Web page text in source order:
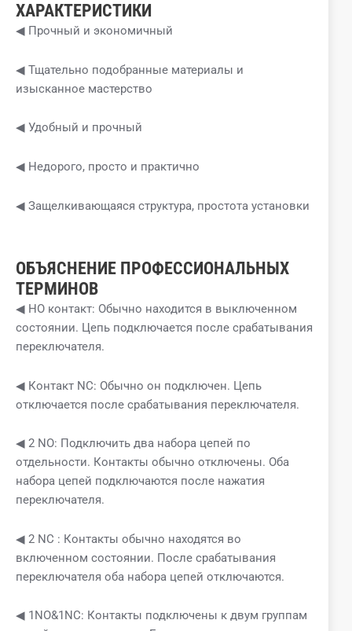
ХАРАКТЕРИСТИКИ
◀ Прочный и экономичный
◀ Тщательно подобранные материалы и
изысканное мастерство
◀ Удобный и прочный
◀ Недорого, просто и практично
◀ Защелкивающаяся структура, простота установки
ОБЪЯСНЕНИЕ ПРОФЕССИОНАЛЬНЫХ
ТЕРМИНОВ
◀ НО контакт: Обычно находится в выключенном
состоянии. Цепь подключается после срабатывания
переключателя.
◀ Контакт NC: Обычно он подключен. Цепь
отключается после срабатывания переключателя.
◀ 2 NO: Подключить два набора цепей по
отдельности. Контакты обычно отключены. Оба
набора цепей подключаются после нажатия
переключателя.
◀ 2 NC : Контакты обычно находятся во
включенном состоянии. После срабатывания
переключателя оба набора цепей отключаются.
◀ 1NO&1NC: Контакты подключены к двум группам